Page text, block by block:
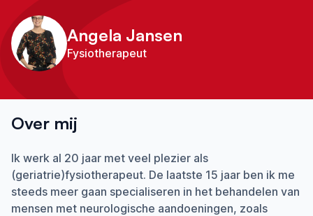
Angela Jansen
Fysiotherapeut
Over mij
Ik werk al 20 jaar met veel plezier als
(geriatrie)fysiotherapeut. De laatste 15 jaar ben ik me
steeds meer gaan specialiseren in het behandelen van
mensen met neurologische aandoeningen, zoals